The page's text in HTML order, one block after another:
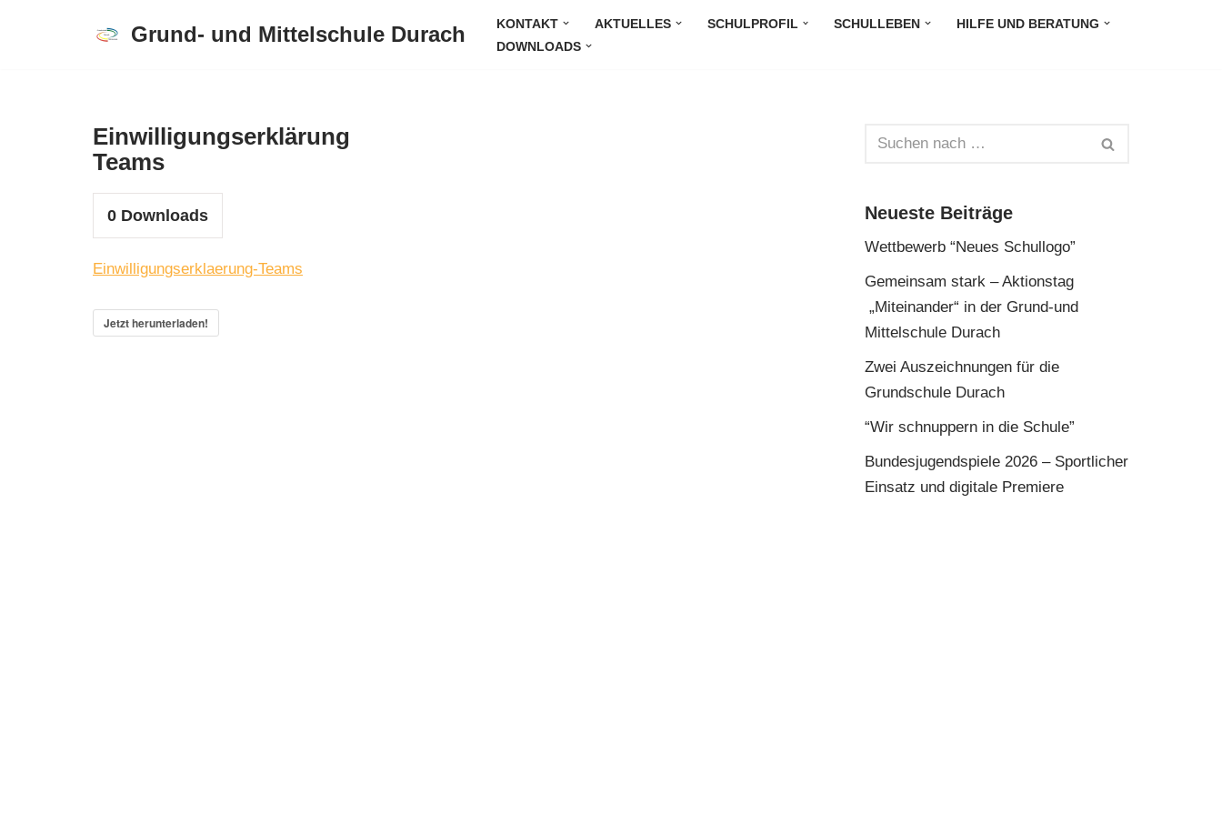
Grund- und Mittelschule Durach KONTAKT AKTUELLES SCHULPROFIL SCHULLEBEN
HILFE UND BERATUNG
DOWNLOADS
Einwilligungserklärung
Teams
0 Downloads
Einwilligungserklaerung-Teams
Jetzt herunterladen!
Neueste Beiträge
Wettbewerb “Neues Schullogo”
Gemeinsam stark – Aktionstag
„Miteinander“ in der Grund-und
Mittelschule Durach
Zwei Auszeichnungen für die
Grundschule Durach
“Wir schnuppern in die Schule”
Bundesjugendspiele 2026 – Sportlicher
Einsatz und digitale Premiere